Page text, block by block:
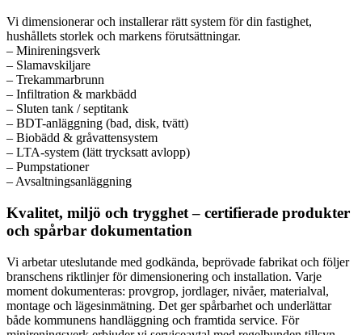
Vi dimensionerar och installerar rätt system för din fastighet,
hushållets storlek och markens förutsättningar.
– Minireningsverk
– Slamavskiljare
– Trekammarbrunn
– Infiltration & markbädd
– Sluten tank / septitank
– BDT-anläggning (bad, disk, tvätt)
– Biobädd & gråvattensystem
– LTA-system (lätt trycksatt avlopp)
– Pumpstationer
– Avsaltningsanläggning
Kvalitet, miljö och trygghet – certifierade produkter
och spårbar dokumentation
Vi arbetar uteslutande med godkända, beprövade fabrikat och följer
branschens riktlinjer för dimensionering och installation. Varje
moment dokumenteras: provgrop, jordlager, nivåer, materialval,
montage och lägesinmätning. Det ger spårbarhet och underlättar
både kommunens handläggning och framtida service. För